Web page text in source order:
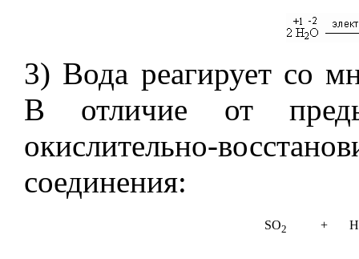
3) Вода реагирует со
В отличие от
окислительно-
соединения:
SO2 + H